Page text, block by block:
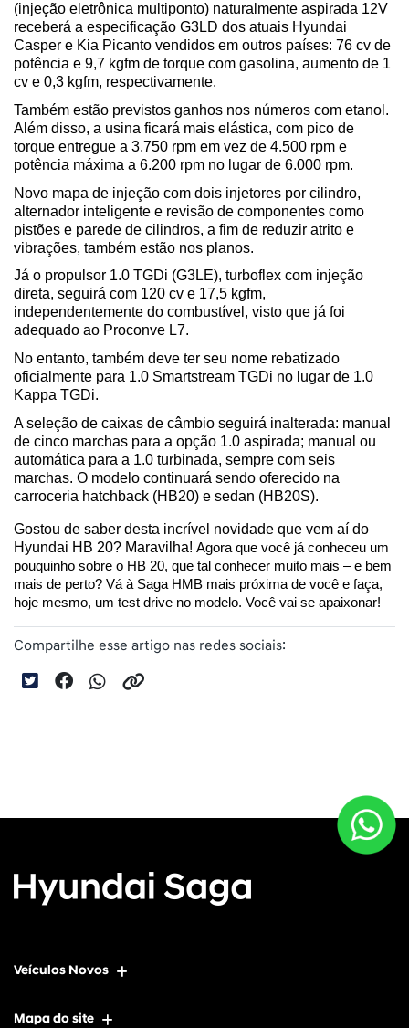
(injeção eletrônica multiponto) naturalmente aspirada 12V
receberá a especificação G3LD dos atuais Hyundai
Casper e Kia Picanto vendidos em outros países: 76 cv de
potência e 9,7 kgfm de torque com gasolina, aumento de 1
cv e 0,3 kgfm, respectivamente.
Também estão previstos ganhos nos números com etanol.
Além disso, a usina ficará mais elástica, com pico de
torque entregue a 3.750 rpm em vez de 4.500 rpm e
potência máxima a 6.200 rpm no lugar de 6.000 rpm.
Novo mapa de injeção com dois injetores por cilindro,
alternador inteligente e revisão de componentes como
pistões e parede de cilindros, a fim de reduzir atrito e
vibrações, também estão nos planos.
Já o propulsor 1.0 TGDi (G3LE), turboflex com injeção
direta, seguirá com 120 cv e 17,5 kgfm,
independentemente do combustível, visto que já foi
adequado ao Proconve L7.
No entanto, também deve ter seu nome rebatizado
oficialmente para 1.0 Smartstream TGDi no lugar de 1.0
Kappa TGDi.
A seleção de caixas de câmbio seguirá inalterada: manual
de cinco marchas para a opção 1.0 aspirada; manual ou
automática para a 1.0 turbinada, sempre com seis
marchas. O modelo continuará sendo oferecido na
carroceria hatchback (HB20) e sedan (HB20S).
Gostou de saber desta incrível novidade que vem aí do
Hyundai HB 20? Maravilha! Agora que você já conheceu um
pouquinho sobre o HB 20, que tal conhecer muito mais – e bem
mais de perto? Vá à Saga HMB mais próxima de você e faça,
hoje mesmo, um test drive no modelo. Você vai se apaixonar!
Compartilhe esse artigo nas redes sociais:
Veículos Novos
Mapa do site